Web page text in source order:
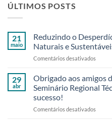
ÚLTIMOS POSTS
21
maio
Reduzindo o
Naturais e
Comentários desativados
de
com
29
abr
Obrigado aos amigos
Seminário Regional
sucesso!
Comentários desativados